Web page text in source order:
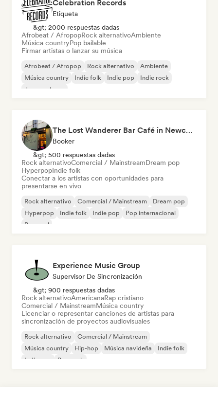
Celebration Records
Etiqueta
&gt; 2000 respuestas dadas
Afrobeat / AfropopRock alternativoAmbiente
Música countryPop bailable
Firmar artistas o lanzar su música
Afrobeat / Afropop Rock alternativo
Ambiente
Música country
Indie folk Indie pop
Indie rock
Jazz moderno
The Lost Wanderer Bar Café in Newcastle
Booker
&gt; 500 respuestas dadas
Rock alternativoComercial / MainstreamDream pop
HyperpopIndie folk
Conectar a los artistas con oportunidades para
presentarse en vivo
Rock alternativo Comercial / Mainstream
Dream pop
Hyperpop
Indie folk Indie pop
Pop internacional
Pop soul
Experience Music Group
Supervisor De Sincronización
&gt; 900 respuestas dadas
Rock alternativoAmericanaRap cristiano
Comercial / MainstreamMúsica country
Licenciar o representar canciones de artistas para
sincronización de proyectos audiovisuales
Rock alternativo
Comercial / Mainstream
Música country
Hip-hop Música navideña
Indie folk
Indie pop
Pop rock